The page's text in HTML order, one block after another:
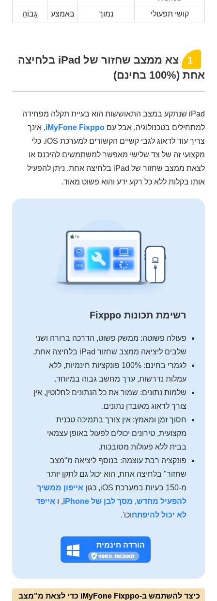
קושי תפעולי
נמוך באמצע גָבוֹהַ
1
צא ממצב שחזור של iPad בלחיצה
אחת (100% בחינם)
iPad שנתקע במצב התאוששות הוא בעיית תקלה מפחידה
למתחילים בטכנולוגיה, אבל עם iMyFone Fixppo, אינך
צריך עוד לדאוג לגבי קשיים הקשורים למערכת iOS. כלי
מקצועי זה של צד שלישי מאפשר למשתמשים להיכנס או
לצאת ממצב שחזור של iPad בלחיצה אחת. ניתן להפעיל
אותו בקלות ללא כל רקע ידע והוא פשוט מאוד.
רשימת תכונות Fixppo
פעולה פשוטה: ממשק פשוט, הדרכה ברורה ושני
שלבים ליציאה ממצב שחזור iPad בלחיצה אחת.
לגמרי בחינם: 100% פונקציות חינמיות, ללא
עמלות נדרשות, ערך מחשב גבוה במיוחד.
שלמות נתונים: שמור את כל הנתונים לחלוטין, אין
צורך לדאוג מאובדן נתונים.
חסוך זמן ומאמץ: אין צורך בתמיכה טכנית
מקצועית, טירונים יכולים לפעול באופן עצמאי
בבית ללא פעולות מסובכות.
פונקציה רבת עוצמה: בנוסף ליציאה מ"מצב
שחזור" בלחיצה אחת, הוא יכול גם לתקן יותר
מ-150 בעיות במערכת iOS, כגון
אייפון ממשיך
להפעיל מחדש, מסך לבן של iPhone , ו אייפד
לא יכול להיפתחוכו'.
הורדה חינמית
כיצד להשתמש ב-iMyFone Fixppo כדי לצאת מ"מצב